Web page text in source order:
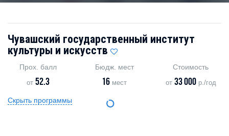
Чувашский государственный институт
культуры и искусств
Прох. балл
от52.3
Бюдж. мест
16 мест
Стоимость
от 33 000р./год
Скрыть программы